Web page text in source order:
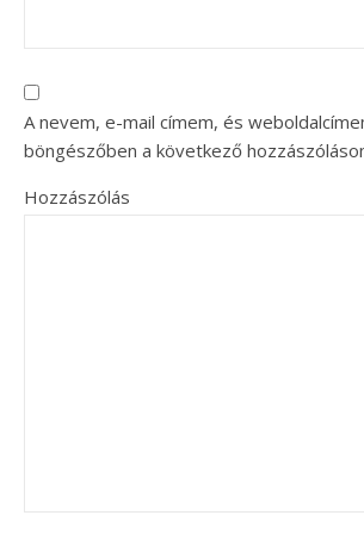
A nevem, e-mail címem, és
böngészőben a következő
Hozzászólás